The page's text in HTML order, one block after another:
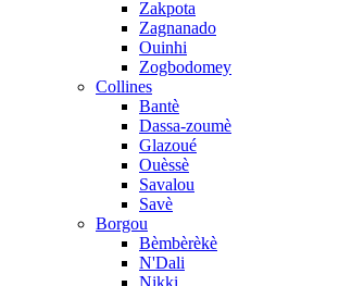
Zakpota
Zagnanado
Ouinhi
Zogbodomey
Collines
Bantè
Dassa-zoumè
Glazoué
Ouèssè
Savalou
Savè
Borgou
Bèmbèrèkè
N'Dali
Nikki